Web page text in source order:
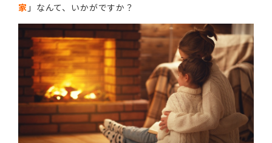
家 」なんて、いかがですか？